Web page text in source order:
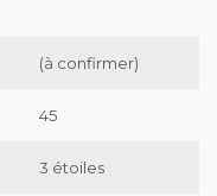
(à confirmer)
45
3 étoiles